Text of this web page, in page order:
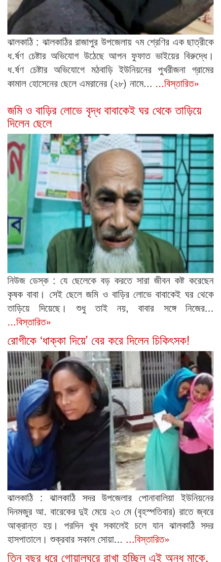
ঝালকাঠি : ঝালকাঠির রাজাপুর উপজেলায় ৭ম শ্রেণির এক ছাত্রীকে
ধ.র্ষণ চেষ্টার অভিযোগ উঠেছে আপন ফুফাত ভাইয়ের বিরুদ্ধে।
ধ.র্ষণ চেষ্টার অভিযোগে মঠবাড়ি ইউনিয়নের পুখরীজনা গ্রামের
কামাল হোসেনের ছেলে এমরানের (২৮) নামে... ...বিস্তারিত»
জমি ও বাড়ির লোভে বৃদ্ধ বাবাকেই ঘর থেকে তাড়িয়ে
দিলেন ছেলে
নিউজ ডেস্ক : যে ছেলেকে বড় করতে সারা জীবন কষ্ট করেছেন
কৃষক বাবা। সেই ছেলে জমি ও বাড়ির লোভে বাবাকেই ঘর থেকে
তাড়িয়ে দিয়েছে। শুধু তাই নয়, বাবার সঙ্গে নিজের...
...বিস্তারিত»
রোগীকে ‘ধাক্কা দিয়ে’ বের করে দিলেন চিকিৎসক!
ঝালকাঠি : ঝালকাঠি সদর উপজেলার পোনাবালিয়া ইউনিয়নের
দিনমজুর আ. বারেকের দুই মেয়ে ২৩ মে (বৃহস্পতিবার) রাতে জ্বরে
আক্রান্ত হয়। পরদিন খুব সকালেই চলে যান ঝালকাঠি সদর
হাসপাতালে। শুক্রবার সকাল সোয়া... ...বিস্তারিত»
তিন বছর ধরে গোয়ালঘরে রাখা হচ্ছিল এই অন্ধ মাকে,